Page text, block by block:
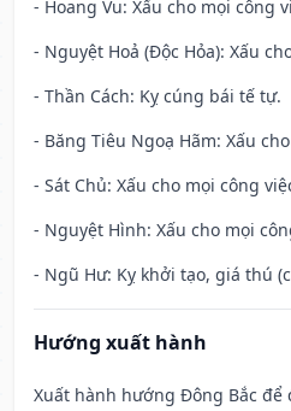
- Hoang Vu: Xấu cho mọi công
- Nguyệt Hoả (Độc Hỏa): Xấu
- Thần Cách: Kỵ cúng bái tế tự.
- Băng Tiêu Ngoạ Hãm: Xấu
- Sát Chủ: Xấu cho mọi công
- Nguyệt Hình: Xấu cho mọi
- Ngũ Hư: Kỵ khởi tạo, giá thú
Hướng xuất hành
Xuất hành hướng Đông Bắc để